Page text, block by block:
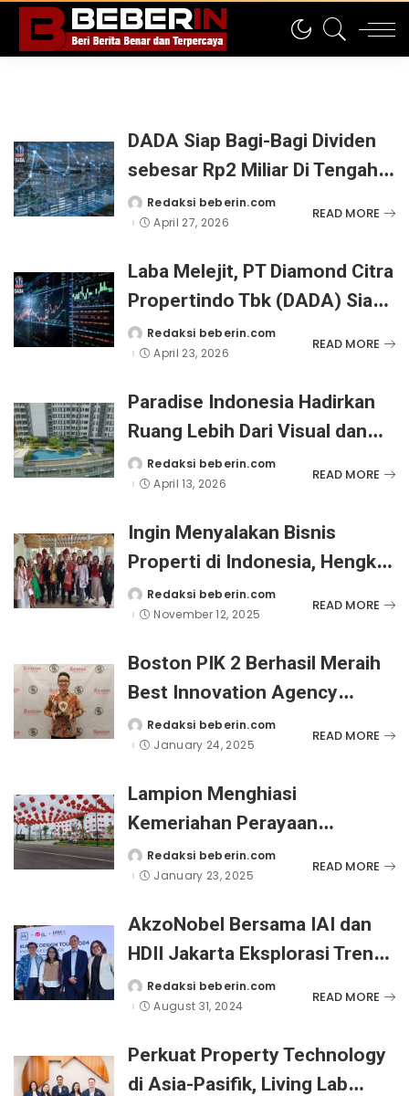
DADA Siap Bagi-Bagi Dividen
sebesar Rp2 Miliar Di Tengah
Lonjakan Laba Perseroan
sebesar 216,70%
Posted
by
Redaksi beberin.com
April 27, 2026
READ MORE
Laba Melejit, PT Diamond Citra
Propertindo Tbk (DADA) Siap
Bagikan Dividen Rp 2 Miliar
Posted
by
Redaksi beberin.com
April 23, 2026
READ MORE
Paradise Indonesia Hadirkan
Ruang Lebih Dari Visual dan
Fungsional
Posted
by
Redaksi beberin.com
April 13, 2026
READ MORE
Ingin Menyalakan Bisnis
Properti di Indonesia, Hengky
Lie Melantik 12 Anggota Baru
di Boston PIK 2
Posted
by
Redaksi beberin.com
November 12, 2025
READ MORE
Boston PIK 2 Berhasil Meraih
Best Innovation Agency
National Rumah 123 Agent
Awards 2024
Posted
by
Redaksi beberin.com
January 24, 2025
READ MORE
Lampion Menghiasi
Kemeriahan Perayaan
‘Chinese New Year’ 2025 di
Kota Gading Serpong
Posted
by
Redaksi beberin.com
January 23, 2025
READ MORE
AkzoNobel Bersama IAI dan
HDII Jakarta Eksplorasi Tren
Desain Global Langsung dari
Eropa
Posted
by
Redaksi beberin.com
August 31, 2024
READ MORE
Perkuat Property Technology
di Asia-Pasifik, Living Lab